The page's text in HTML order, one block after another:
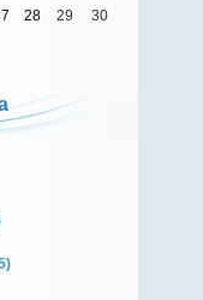
28 29
30